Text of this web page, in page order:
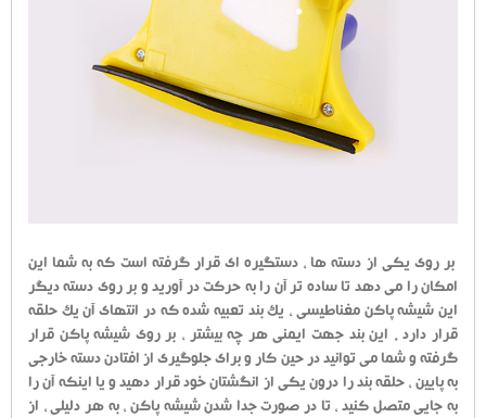
بر روی یکی از دسته ها ، دستگیره ای قرار گرفته است که به شما این
امکان را می دهد تا ساده تر آن را به حرکت در آورید و بر روی دسته دیگر
این شیشه پاکن مغناطیسی ، یک بند تعبیه شده که در انتهای آن یک حلقه
قرار دارد . این بند جهت ایمنی هر چه بیشتر ، بر روی شیشه پاکن قرار
گرفته و شما می توانید در حین کار و برای جلوگیری از افتادن دسته خارجی
به پایین ، حلقه بند را درون یکی از انگشتان خود قرار دهید و یا اینکه آن را
به جایی متصل کنید ، تا در صورت جدا شدن شیشه پاکن ، به هر دلیلی ، از